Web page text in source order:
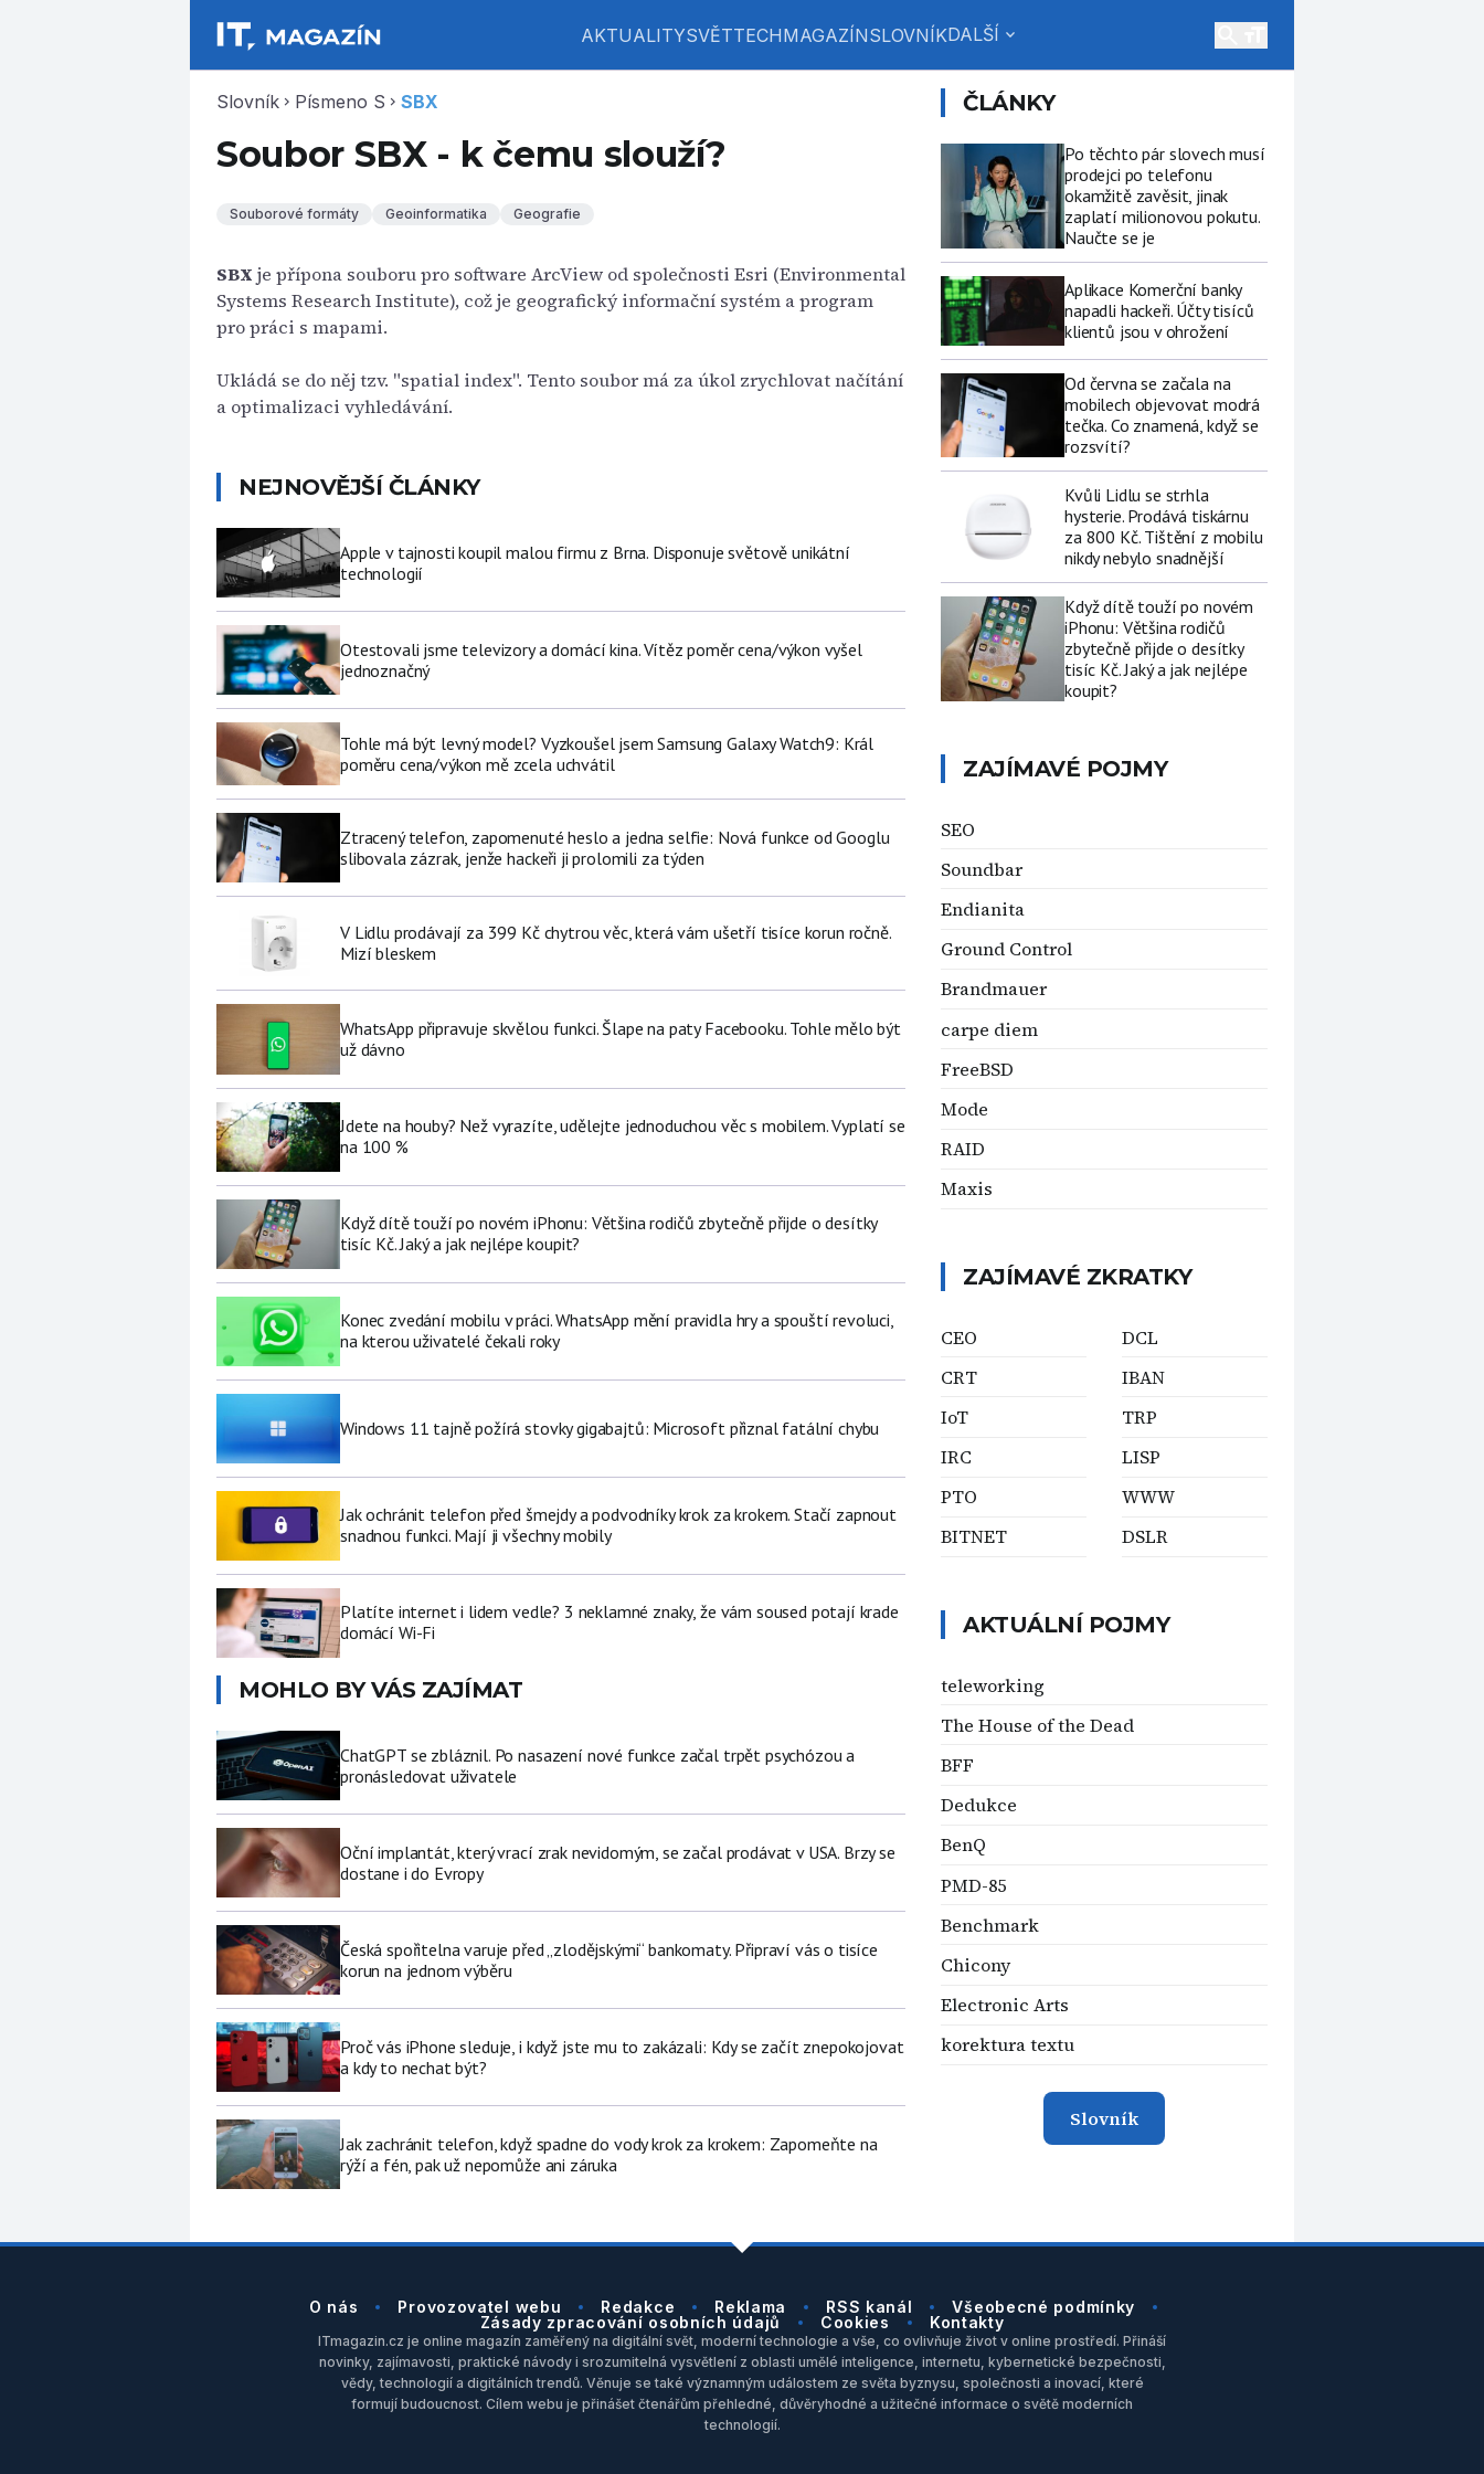
AKTUALITYSVĚTTECHMAGAZÍNSLOVNÍKDALŠÍ expand_more
Slovník chevron_right Písmeno S chevron_right SBX
Soubor SBX - k čemu slouží?
Souborové formáty Geoinformatika Geografie
SBX je přípona souboru pro software ArcView od společnosti Esri (Environmental
Systems Research Institute), což je geografický informační systém a program
pro práci s mapami.
Ukládá se do něj tzv. "spatial index". Tento soubor má za úkol zrychlovat načítání
a optimalizaci vyhledávání.
NEJNOVĚJŠÍ ČLÁNKY
Apple v tajnosti koupil malou firmu z Brna. Disponuje světově unikátní
technologií
Otestovali jsme televizory a domácí kina. Vítěz poměr cena/výkon vyšel
jednoznačný
Tohle má být levný model? Vyzkoušel jsem Samsung Galaxy Watch9: Král
poměru cena/výkon mě zcela uchvátil
Ztracený telefon, zapomenuté heslo a jedna selfie: Nová funkce od Googlu
slibovala zázrak, jenže hackeři ji prolomili za týden
V Lidlu prodávají za 399 Kč chytrou věc, která vám ušetří tisíce korun ročně.
Mizí bleskem
WhatsApp připravuje skvělou funkci. Šlape na paty Facebooku. Tohle mělo být
už dávno
Jdete na houby? Než vyrazíte, udělejte jednoduchou věc s mobilem. Vyplatí se
na 100 %
Když dítě touží po novém iPhonu: Většina rodičů zbytečně přijde o desítky
tisíc Kč. Jaký a jak nejlépe koupit?
Konec zvedání mobilu v práci. WhatsApp mění pravidla hry a spouští revoluci,
na kterou uživatelé čekali roky
Windows 11 tajně požírá stovky gigabajtů: Microsoft přiznal fatální chybu
Jak ochránit telefon před šmejdy a podvodníky krok za krokem. Stačí zapnout
snadnou funkci. Mají ji všechny mobily
Platíte internet i lidem vedle? 3 neklamné znaky, že vám soused potají krade
domácí Wi-Fi
MOHLO BY VÁS ZAJÍMAT
ChatGPT se zbláznil. Po nasazení nové funkce začal trpět psychózou a
pronásledovat uživatele
Oční implantát, který vrací zrak nevidomým, se začal prodávat v USA. Brzy se
dostane i do Evropy
Česká spořitelna varuje před „zlodějskými“ bankomaty. Připraví vás o tisíce
korun na jednom výběru
Proč vás iPhone sleduje, i když jste mu to zakázali: Kdy se začít znepokojovat
a kdy to nechat být?
Jak zachránit telefon, když spadne do vody krok za krokem: Zapomeňte na
rýží a fén, pak už nepomůže ani záruka
ČLÁNKY
Po těchto pár slovech musí
prodejci po telefonu
okamžitě zavěsit, jinak
zaplatí milionovou pokutu.
Naučte se je
Aplikace Komerční banky
napadli hackeři. Účty tisíců
klientů jsou v ohrožení
Od června se začala na
mobilech objevovat modrá
tečka. Co znamená, když se
rozsvítí?
Kvůli Lidlu se strhla
hysterie. Prodává tiskárnu
za 800 Kč. Tištění z mobilu
nikdy nebylo snadnější
Když dítě touží po novém
iPhonu: Většina rodičů
zbytečně přijde o desítky
tisíc Kč. Jaký a jak nejlépe
koupit?
ZAJÍMAVÉ POJMY
SEO
Soundbar
Endianita
Ground Control
Brandmauer
carpe diem
FreeBSD
Mode
RAID
Maxis
ZAJÍMAVÉ ZKRATKY
CEO
CRT
IoT
IRC
PTO
BITNET
DCL
IBAN
TRP
LISP
WWW
DSLR
AKTUÁLNÍ POJMY
teleworking
The House of the Dead
BFF
Dedukce
BenQ
PMD-85
Benchmark
Chicony
Electronic Arts
korektura textu
Slovník
O nás Provozovatel webu Redakce Reklama RSS kanál
Všeobecné podmínky
Zásady zpracování osobních údajů
Cookies Kontakty
ITmagazin.cz je online magazín zaměřený na digitální svět, moderní technologie a vše, co ovlivňuje život v online prostředí. Přináší
novinky, zajímavosti, praktické návody i srozumitelná vysvětlení z oblasti umělé inteligence, internetu, kybernetické bezpečnosti,
vědy, technologií a digitálních trendů. Věnuje se také významným událostem ze světa byznysu, společnosti a inovací, které
formují budoucnost. Cílem webu je přinášet čtenářům přehledné, důvěryhodné a užitečné informace o světě moderních
technologií.